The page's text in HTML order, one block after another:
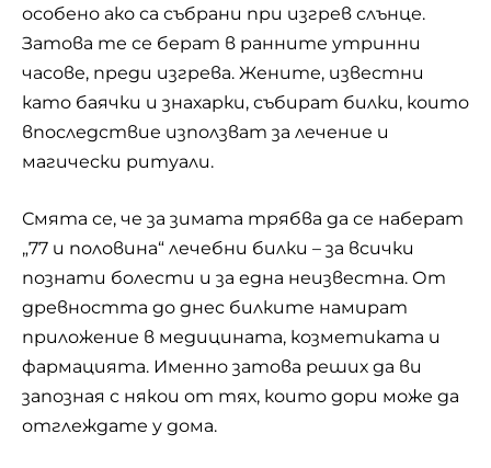
особено ако са събрани при изгрев слънце.
Затова те се берат в ранните утринни
часове, преди изгрева. Жените, известни
като баячки и знахарки, събират билки, които
впоследствие използват за лечение и
магически ритуали.
Смята се, че за зимата трябва да се наберат
„77 и половина“ лечебни билки – за всички
познати болести и за една неизвестна. От
древността до днес билките намират
приложение в медицината, козметиката и
фармацията. Именно затова реших да ви
запозная с някои от тях, които дори може да
отглеждате у дома.